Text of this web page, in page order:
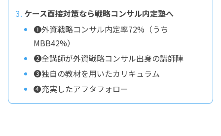
ケース面接対策なら戦略コンサル内定塾へ
➊外資戦略コンサル内定率72%（うち
MBB42%）
❷全講師が外資戦略コンサル出身の講師陣
❸独自の教材を用いたカリキュラム
❹充実したアフタフォロー